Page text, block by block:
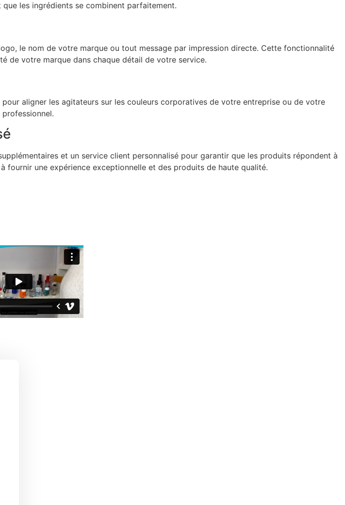
les ingrédients se combinent parfaitement.
le nom de votre marque ou tout message par impression directe. Cette fonctionnalité
de votre marque dans chaque détail de votre service.
aligner les agitateurs sur les couleurs corporatives de votre entreprise ou de votre
et un service client personnalisé pour garantir que les produits répondent à
fournir une expérience exceptionnelle et des produits de haute qualité.